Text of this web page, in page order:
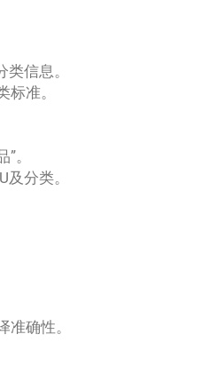
信息。
准。
。
分类。
确性。